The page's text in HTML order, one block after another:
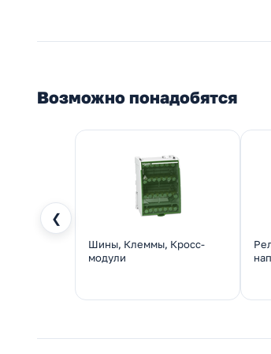
Возможно понадобятся
❮
Шины, Клеммы, Кросс-
модули